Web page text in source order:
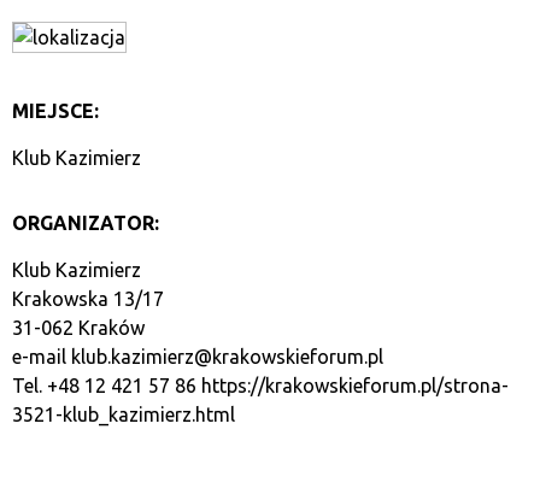
MIEJSCE:
Klub Kazimierz
ORGANIZATOR:
Klub Kazimierz
Krakowska 13/17
31-062 Kraków
e-mail klub.kazimierz@krakowskieforum.pl
Tel. +48 12 421 57 86 https://krakowskieforum.pl/strona-
3521-klub_kazimierz.html